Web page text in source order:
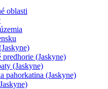
oblasti
predhorie (Jaskyne)
(Jaskyne)
pahorkatina (Jaskyne)